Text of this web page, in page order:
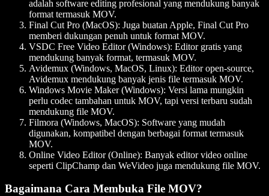
adalah software editing profesional yang mendukung banyak
format termasuk MOV.
Final Cut Pro (MacOS): Juga buatan Apple, Final Cut Pro
memberi dukungan penuh untuk format MOV.
VSDC Free Video Editor (Windows): Editor gratis yang
mendukung banyak format, termasuk MOV.
Avidemux (Windows, MacOS, Linux): Editor open-source,
Avidemux mendukung banyak jenis file termasuk MOV.
Windows Movie Maker (Windows): Versi lama mungkin
perlu codec tambahan untuk MOV, tapi versi terbaru sudah
mendukung file MOV.
Filmora (Windows, MacOS): Software yang mudah
digunakan, kompatibel dengan berbagai format termasuk
MOV.
Online Video Editor (Online): Banyak editor video online
seperti ClipChamp dan WeVideo juga mendukung file MOV.
Bagaimana Cara Membuka File MOV?